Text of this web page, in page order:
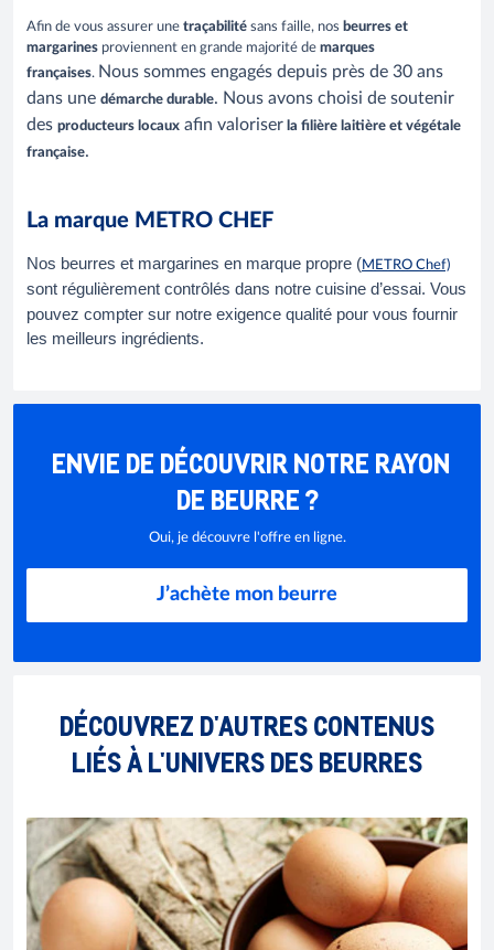
Afin de vous assurer une traçabilité sans faille, nos beurres et
margarines proviennent en grande majorité de marques
françaises. Nous sommes engagés depuis près de 30 ans
dans une démarche durable. Nous avons choisi de soutenir
des producteurs locaux afin valoriser la filière laitière et végétale
française.
La marque METRO CHEF
Nos beurres et margarines en marque propre (METRO Chef)
sont régulièrement contrôlés dans notre cuisine d’essai. Vous
pouvez compter sur notre exigence qualité pour vous fournir
les meilleurs ingrédients.
ENVIE DE DÉCOUVRIR NOTRE RAYON
DE BEURRE ?
Oui, je découvre l'offre en ligne.
J’achète mon beurre
DÉCOUVREZ D'AUTRES CONTENUS
LIÉS À L'UNIVERS DES BEURRES